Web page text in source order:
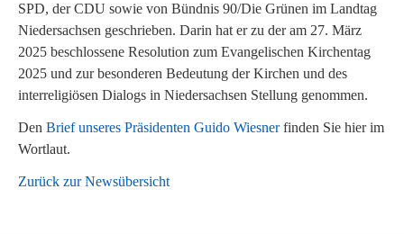
SPD, der CDU sowie von Bündnis 90/Die Grünen im Landtag
Niedersachsen geschrieben. Darin hat er zu der am 27. März
2025 beschlossene Resolution zum Evangelischen Kirchentag
2025 und zur besonderen Bedeutung der Kirchen und des
interreligiösen Dialogs in Niedersachsen Stellung genommen.
Den Brief unseres Präsidenten Guido Wiesnerfinden Sie hier im
Wortlaut.
Zurück zur Newsübersicht